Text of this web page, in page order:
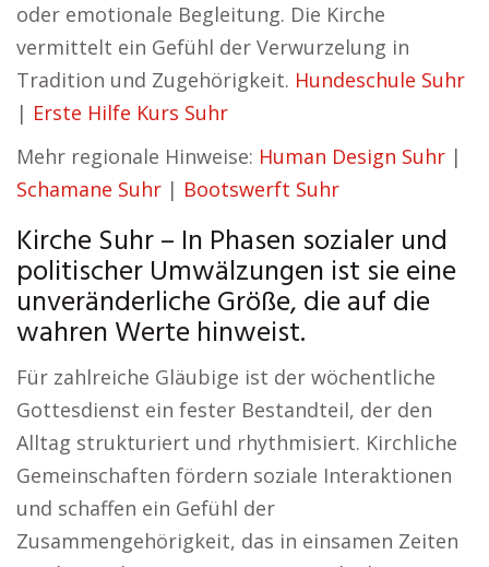
oder emotionale Begleitung. Die Kirche
vermittelt ein Gefühl der Verwurzelung in
Tradition und Zugehörigkeit. Hundeschule Suhr
| Erste Hilfe Kurs Suhr
Mehr regionale Hinweise: Human Design Suhr |
Schamane Suhr | Bootswerft Suhr
Kirche Suhr – In Phasen sozialer und
politischer Umwälzungen ist sie eine
unveränderliche Größe, die auf die
wahren Werte hinweist.
Für zahlreiche Gläubige ist der wöchentliche
Gottesdienst ein fester Bestandteil, der den
Alltag strukturiert und rhythmisiert. Kirchliche
Gemeinschaften fördern soziale Interaktionen
und schaffen ein Gefühl der
Zusammengehörigkeit, das in einsamen Zeiten